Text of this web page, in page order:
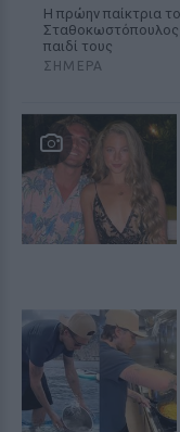
Η πρώην παίκτρια
παιδί τους
ΣΉΜΕΡΑ